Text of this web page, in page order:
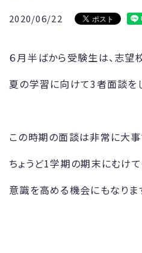
2020/06/22
６月半ばから受験生は、志望
夏の学習に向けて3者面談を
この時期の面談は非常に大事
ちょうど1学期の期末にむけ
意識を高める機会にもなりま